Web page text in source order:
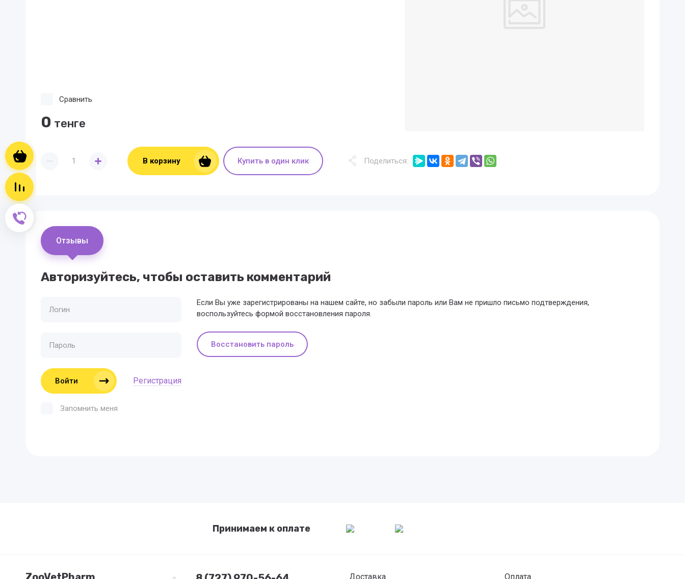
0 тенге
Сравнить
В корзину Купить в один клик Поделиться:
Отзывы
Авторизуйтесь, чтобы оставить комментарий
Войти Регистрация
Запомнить меня
Если Вы уже зарегистрированы на нашем сайте, но забыли пароль или Вам не пришло письмо подтверждения,
воспользуйтесь формой восстановления пароля.
Восстановить пароль
Принимаем к оплате
Доставка Оплата